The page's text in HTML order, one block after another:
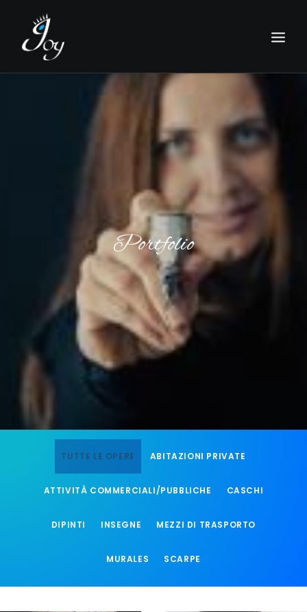
Portfolio
TUTTE LE OPERE ABITAZIONI PRIVATE
ATTIVITÀ COMMERCIALI/PUBBLICHE CASCHI
DIPINTI INSEGNE MEZZI DI TRASPORTO
MURALES SCARPE